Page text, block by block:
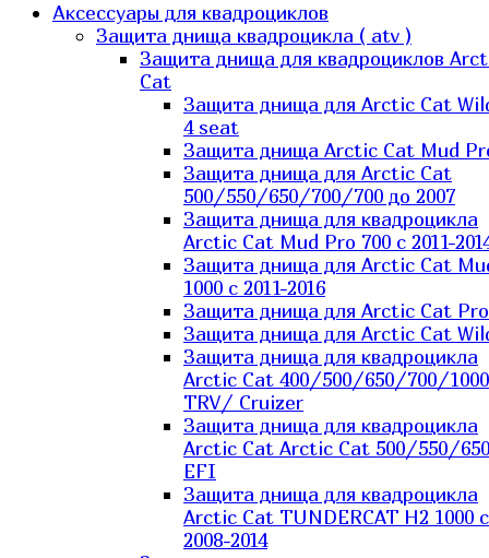
Аксессуары для квадроциклов
Защита днища квадроцикла ( atv )
Защита днища для квадроциклов
Cat
Защита днища для Arctic Cat
4 seat
Защита днища Arctic Cat Mud
Защита днища для Arctic Cat
500/550/650/700/700 до 2007
Защита днища для квадроцикла
Arctic Cat Mud Pro 700 с 2011-
Защита днища для Arctic Cat
1000 c 2011-2016
Защита днища для Arctic Cat
Защита днища для Arctic Cat
Защита днища для квадроцикла
Arctic Cat 400/500/650/700/1000
TRV/ Cruizer
Защита днища для квадроцикла
Arctic Cat Arctic Cat 500/550/
EFI
Защита днища для квадроцикла
Arctic Cat TUNDERCAT H2 1000 c
2008-2014